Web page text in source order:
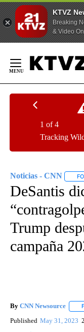
KTVZ
Breaking
& Video
Content
Tracking
1 of 4
Noticias - CNN
DeSantis
Trump
campaña
By CNN Newsource
Published May 31, 2023